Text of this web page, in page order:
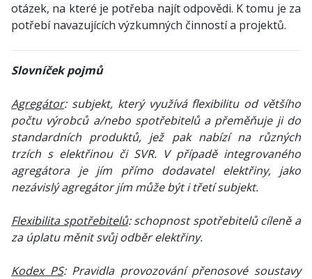
otázek, na které je potřeba najít odpovědi. K tomu je za
potřebí navazujících výzkumných činností a projektů.
Slovníček pojmů
Agregátor: subjekt, který využívá flexibilitu od většího
počtu výrobců a/nebo spotřebitelů a přeměňuje ji do
standardních produktů, jež pak nabízí na různých
trzích s elektřinou či SVR. V případě integrovaného
agregátora je jím přímo dodavatel elektřiny, jako
nezávislý agregátor jím může být i třetí subjekt.
Flexibilita spotřebitelů: schopnost spotřebitelů cíleně a
za úplatu měnit svůj odběr elektřiny.
Kodex PS: Pravidla provozování přenosové soustavy